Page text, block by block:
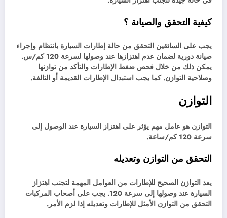
كيفية التحقق والصيانة ؟
يجب على السائقين التحقق من حالة إطارات السيارة بانتظام وإجراء
صيانة دورية لضمان عدم اهتزازها عند وصولها لسرعة 120 كم/س.
يمكن ذلك من خلال فحص ضغط الإطارات والتأكد من توازنها
وصلاحية التوازن. كما يجب استبدال الإطارات القديمة أو التالفة.
التوازن
التوازن هو عامل مهم يؤثر على اهتزاز السيارة عند الوصول إلى
سرعة 120 كم/ساعة.
التحقق من التوازن وتعديله
يعد التوازن الصحيح للإطارات من العوامل المهمة لتجنب اهتزاز
السيارة عند وصولها إلى سرعة 120. يجب على أصحاب المركبات
التحقق من التوازن الأمثل للإطارات وتعديله إذا لزم الأمر.